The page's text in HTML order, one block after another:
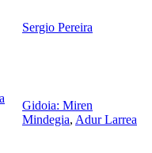
Sergio Pereira
Gidoia: Miren
Mindegia, Adur Larrea